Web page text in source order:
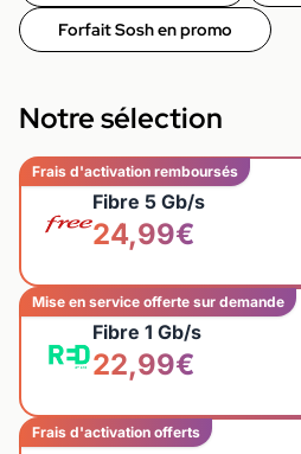
Forfait Sosh en promo
Notre sélection
Frais d'activation remboursés
Fibre 5 Gb/s
24,99€
Mise en service offerte sur demande
Fibre 1 Gb/s
22,99€
Frais d'activation offerts